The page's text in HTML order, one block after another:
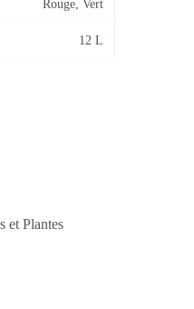
Rouge Vert
12 L
et Plantes